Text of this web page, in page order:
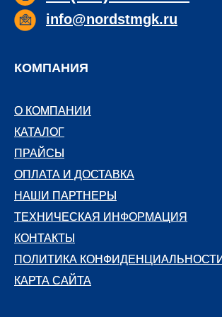
info@nordstmgk.ru
О КОМПАНИИ
О КОМПАНИИ
КАТАЛОГ
КАТАЛОГ
ПРАЙСЫ
ПРАЙСЫ
ОПЛАТА И ДОСТАВКА
ОПЛАТА И ДОСТАВКА
КОМПАНИЯ
НАШИ ПАРТНЕРЫ
НАШИ ПАРТНЕРЫ
ТЕХНИЧЕСКАЯ ИНФОРМАЦИЯ
ТЕХНИЧЕСКАЯ ИНФОРМАЦИЯ
КОНТАКТЫ
КОНТАКТЫ
ПОЛИТИКА КОНФИДЕНЦИАЛЬНОСТИ
ПОЛИТИКА КОНФИДЕНЦИАЛЬНОСТИ
КАРТА САЙТА
КАРТА САЙТА